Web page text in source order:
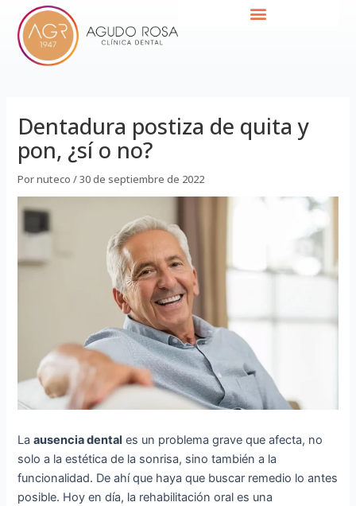
contenido
Dentadura postiza de quita y
pon, ¿sí o no?
Pornuteco/30 de septiembre de 2022
Laausencia dental es un problema grave que afecta, no
solo a la estética de la sonrisa, sino también a la
funcionalidad. De ahí que haya que buscar remedio lo antes
posible. Hoy en día, la rehabilitación oral es una
Navegación
de
entradas